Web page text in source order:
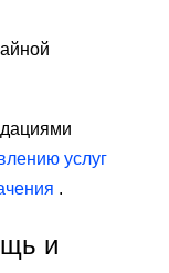
услуг
.
и